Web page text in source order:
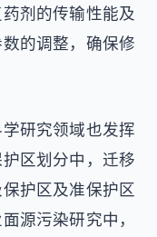
剂的传输性能及
的调整，确保修
研究领域也发挥
区划分中，迁移
护区及准保护区
源污染研究中，